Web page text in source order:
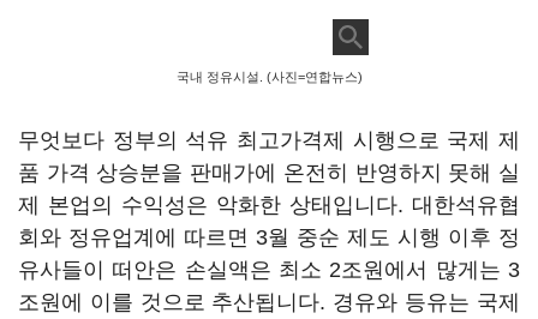
국내 정유시설. (사진=연합뉴스)
무엇보다 정부의 석유 최고가격제 시행으로 국제 제
품 가격 상승분을 판매가에 온전히 반영하지 못해 실
제 본업의 수익성은 악화한 상태입니다. 대한석유협
회와 정유업계에 따르면 3월 중순 제도 시행 이후 정
유사들이 떠안은 손실액은 최소 2조원에서 많게는 3
조원에 이를 것으로 추산됩니다. 경유와 등유는 국제